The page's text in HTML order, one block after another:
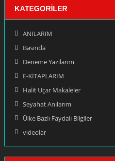
KATEGORILER
ANILARIM
Basında
Deneme Yazılarım
E-KİTAPLARIM
Halit Uçar Makaleler
Seyahat Anılarım
Ülke Bazlı Faydalı Bilgiler
videolar